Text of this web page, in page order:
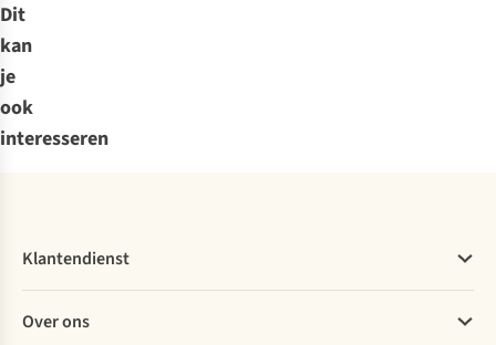
Dit
kan
je
ook
interesseren
Klantendienst
Bestellen
Over ons